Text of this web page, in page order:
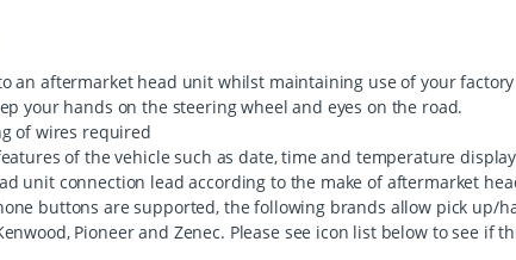
an aftermarket head unit whilst maintaining use of your
your hands on the steering wheel and eyes on the road.
of wires required
of the vehicle such as date, time and temperature display
unit connection lead according to the make of aftermarket
buttons are supported, the following brands allow pick up/
Pioneer and Zenec. Please see icon list below to see if